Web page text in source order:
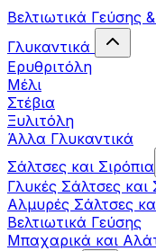
Βελτιωτικά Γεύσης
Γλυκαντικά
Ερυθριτόλη
Μέλι
Στέβια
Ξυλιτόλη
Άλλα Γλυκαντικά
Σάλτσες και Σιρόπια
Γλυκές Σάλτσες και
Αλμυρές Σάλτσες
Bελτιωτικά Γεύσης
Μπαχαρικά και